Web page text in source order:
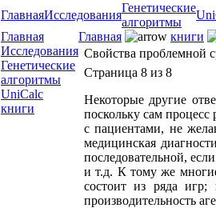
ГлавнаяИсследования
Генетические
алгоритмы
Главная
Исследования
Генетические
алгоритмы
UniCalc
книги
Главная книги
Свойства проблемной
Страница 8 из 8
Некоторые другие
поскольку сам процесс
с пациентами, не
медицинская
последовательной,
и т.д. К тому же
состоит из ряда
производительность